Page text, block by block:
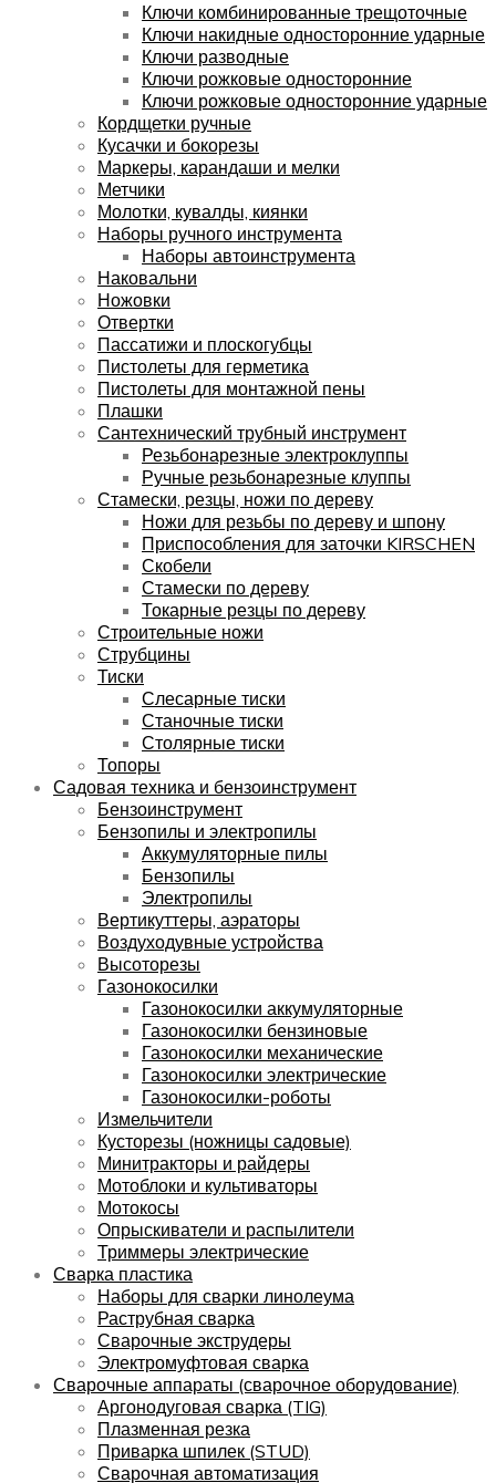
Ключи комбинированные трещоточные
Ключи накидные односторонние ударные
Ключи разводные
Ключи рожковые односторонние
Ключи рожковые односторонние ударные
Кордщетки ручные
Кусачки и бокорезы
Маркеры, карандаши и мелки
Метчики
Молотки, кувалды, киянки
Наборы ручного инструмента
Наборы автоинструмента
Наковальни
Ножовки
Отвертки
Пассатижи и плоскогубцы
Пистолеты для герметика
Пистолеты для монтажной пены
Плашки
Сантехнический трубный инструмент
Резьбонарезные электроклуппы
Ручные резьбонарезные клуппы
Стамески, резцы, ножи по дереву
Ножи для резьбы по дереву и шпону
Приспособления для заточки KIRSCHEN
Скобели
Стамески по дереву
Токарные резцы по дереву
Строительные ножи
Струбцины
Тиски
Слесарные тиски
Станочные тиски
Столярные тиски
Топоры
Садовая техника и бензоинструмент
Бензоинструмент
Бензопилы и электропилы
Аккумуляторные пилы
Бензопилы
Электропилы
Вертикуттеры, аэраторы
Воздуходувные устройства
Высоторезы
Газонокосилки
Газонокосилки аккумуляторные
Газонокосилки бензиновые
Газонокосилки механические
Газонокосилки электрические
Газонокосилки-роботы
Измельчители
Кусторезы (ножницы садовые)
Минитракторы и райдеры
Мотоблоки и культиваторы
Мотокосы
Опрыскиватели и распылители
Триммеры электрические
Сварка пластика
Наборы для сварки линолеума
Раструбная сварка
Сварочные экструдеры
Электромуфтовая сварка
Сварочные аппараты (сварочное оборудование)
Аргонодуговая сварка (TIG)
Плазменная резка
Приварка шпилек (STUD)
Сварочная автоматизация